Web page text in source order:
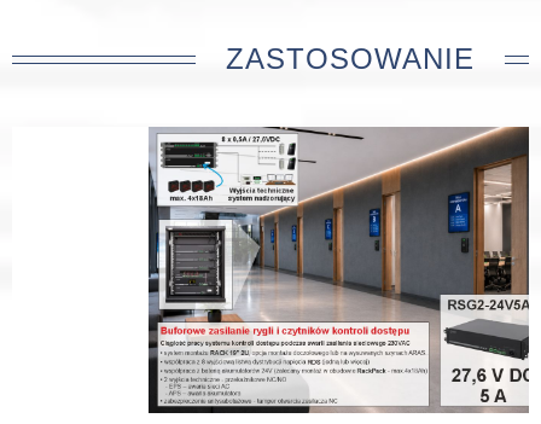
ZASTOSOWANIE